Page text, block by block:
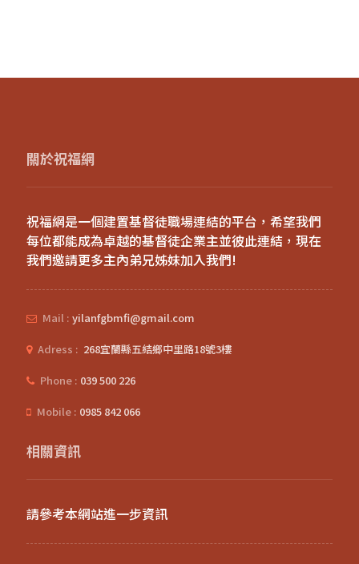
關於祝福網
祝福網是一個建置基督徒職場連結的平台，希望我們
每位都能成為卓越的基督徒企業主並彼此連結，現在
我們邀請更多主內弟兄姊妹加入我們!
Mail : yilanfgbmfi@gmail.com
Adress : 268宜蘭縣五結鄉中里路18號3樓
Phone : 039 500 226
Mobile : 0985 842 066
相關資訊
請參考本網站進一步資訊